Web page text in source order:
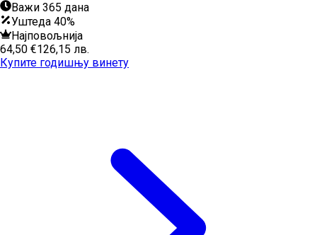
Важи 365 дана
Уштеда 40%
Најповољнија
64,50 €126,15 лв.
Купите годишњу винету